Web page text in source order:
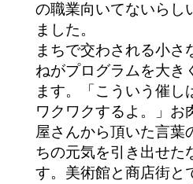
の職業向いてないらし
ました。
まちで交わされる小さ
ねがプログラムを大き
ます。「こういう催し
ワクワクするよ。」お
屋さんから頂いた言葉
ちの元気を引き出せた
す。美術館と商店街と